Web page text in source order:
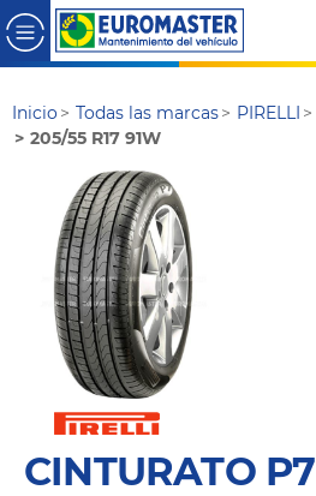
Inicio Todas las marcas PIRELLI
205/55 R17 91W
CINTURATO P7